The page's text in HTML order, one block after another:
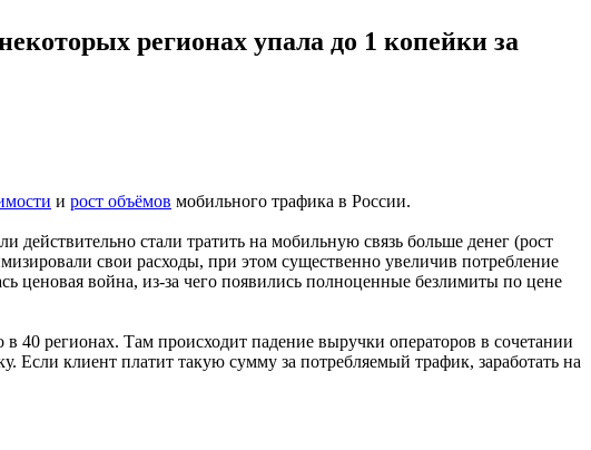
регионах упала до 1 копейки за
и рост объёмов мобильного трафика в России.
стали тратить на мобильную связь больше денег (рост
свои расходы, при этом существенно увеличив потребление
ценовая война, из-за чего появились полноценные безлимиты по цене
регионах. Там происходит падение выручки операторов в сочетании
Если клиент платит такую сумму за потребляемый трафик, заработать на